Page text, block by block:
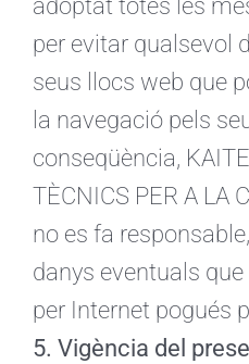
adoptat totes les
per evitar qualsevol
seus llocs web que
la navegació pels
conseqüència,
TÈCNICS PER A LA
no es fa
danys eventuals
per Internet pogués
5. Vigència del